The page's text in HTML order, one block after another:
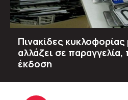
Πινακίδες κυκλοφορίας
αλλάζει σε
έκδοση